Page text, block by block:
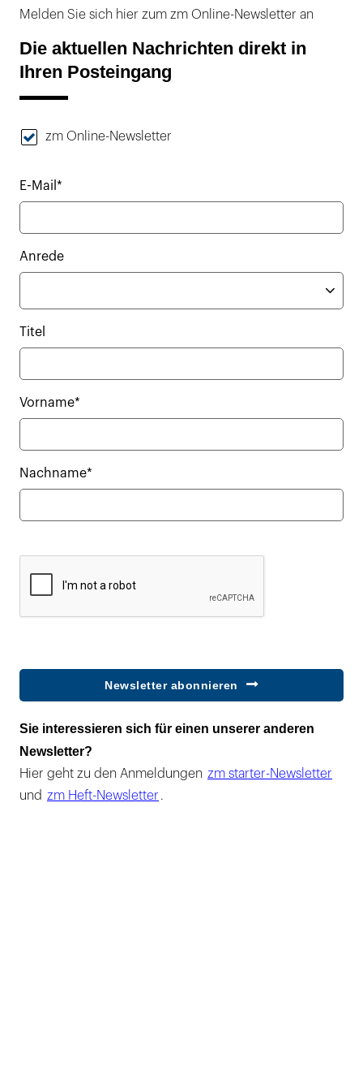
Melden Sie sich hier zum zm Online-Newsletter an
Die aktuellen Nachrichten direkt in
Ihren Posteingang
zm Online-Newsletter
E-Mail*
Anrede
Titel
Vorname*
Nachname*
Newsletter abonnieren
Sie interessieren sich für einen unserer anderen
Newsletter?
Hier geht zu den Anmeldungen zm starter-Newsletter
und zm Heft-Newsletter .